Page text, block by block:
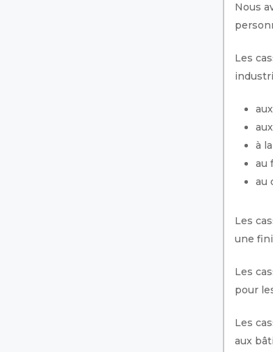
Nous
Les
à
au
au
Les
une
Les
pour
Les
aux